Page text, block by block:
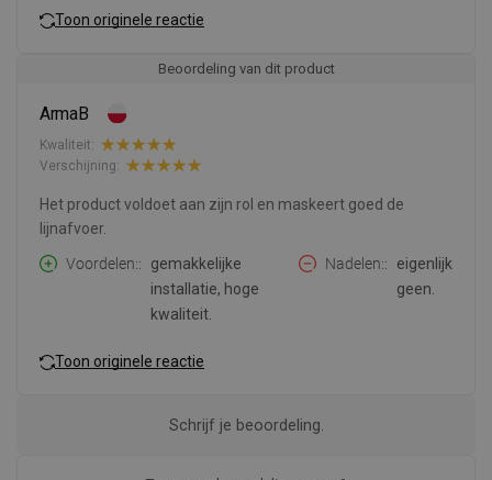
Toon originele reactie
Beoordeling van dit product
ArmaB
Kwaliteit:
Verschijning:
Het product voldoet aan zijn rol en maskeert goed de
lijnafvoer.
Voordelen:
gemakkelijke
installatie, hoge
kwaliteit.
Nadelen:
eigenlijk
geen.
Toon originele reactie
Schrijf je beoordeling.